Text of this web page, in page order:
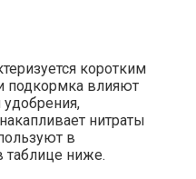
коротким
подкормка влияют
удобрения,
нитраты
в
таблице ниже.